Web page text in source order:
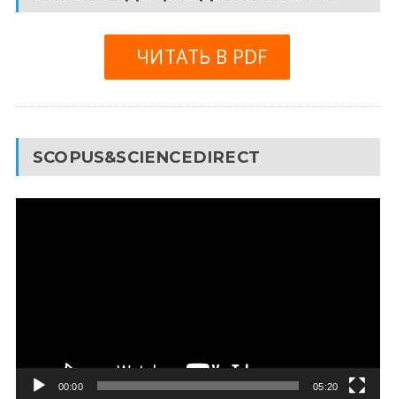
ЧИТАТЬ В PDF
SCOPUS&SCIENCEDIRECT
00:00 05:20